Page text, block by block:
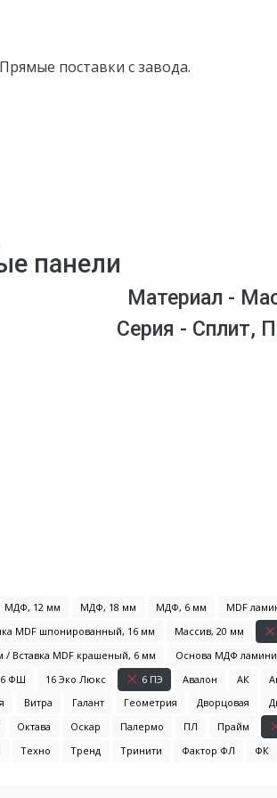
поставки с завода.
панели
Материал -
Серия - Сплит,
МДФ, 12 мм МДФ, 18 мм МДФ, 6 мм MDF
MDF шпонированный, 16 мм
Массив, 20 мм
Вставка MDF крашеный, 6 мм
Основа МДФ
ФШ 16 Эко Люкс 6 ПЭ Авалон АК
Витра Галант Геометрия Дворцовая
Октава Оскар Палермо ПЛ Прайм
Техно Тренд Тринити Фактор ФЛ ФК